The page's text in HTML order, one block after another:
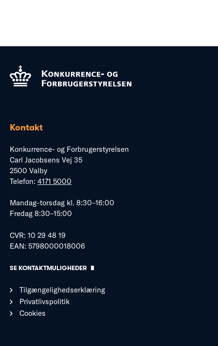
Kontakt
Konkurrence- og Forbrugerstyrelsen
Carl Jacobsens Vej 35
2500 Valby
Telefon: 4171 5000
Mandag–torsdag kl. 8:30–16:00
Fredag 8:30–15:00
CVR: 10 29 48 19
EAN: 5798000018006
SE KONTAKTMULIGHEDER
Tilgængelighedserklæring
Privatlivspolitik
Cookies